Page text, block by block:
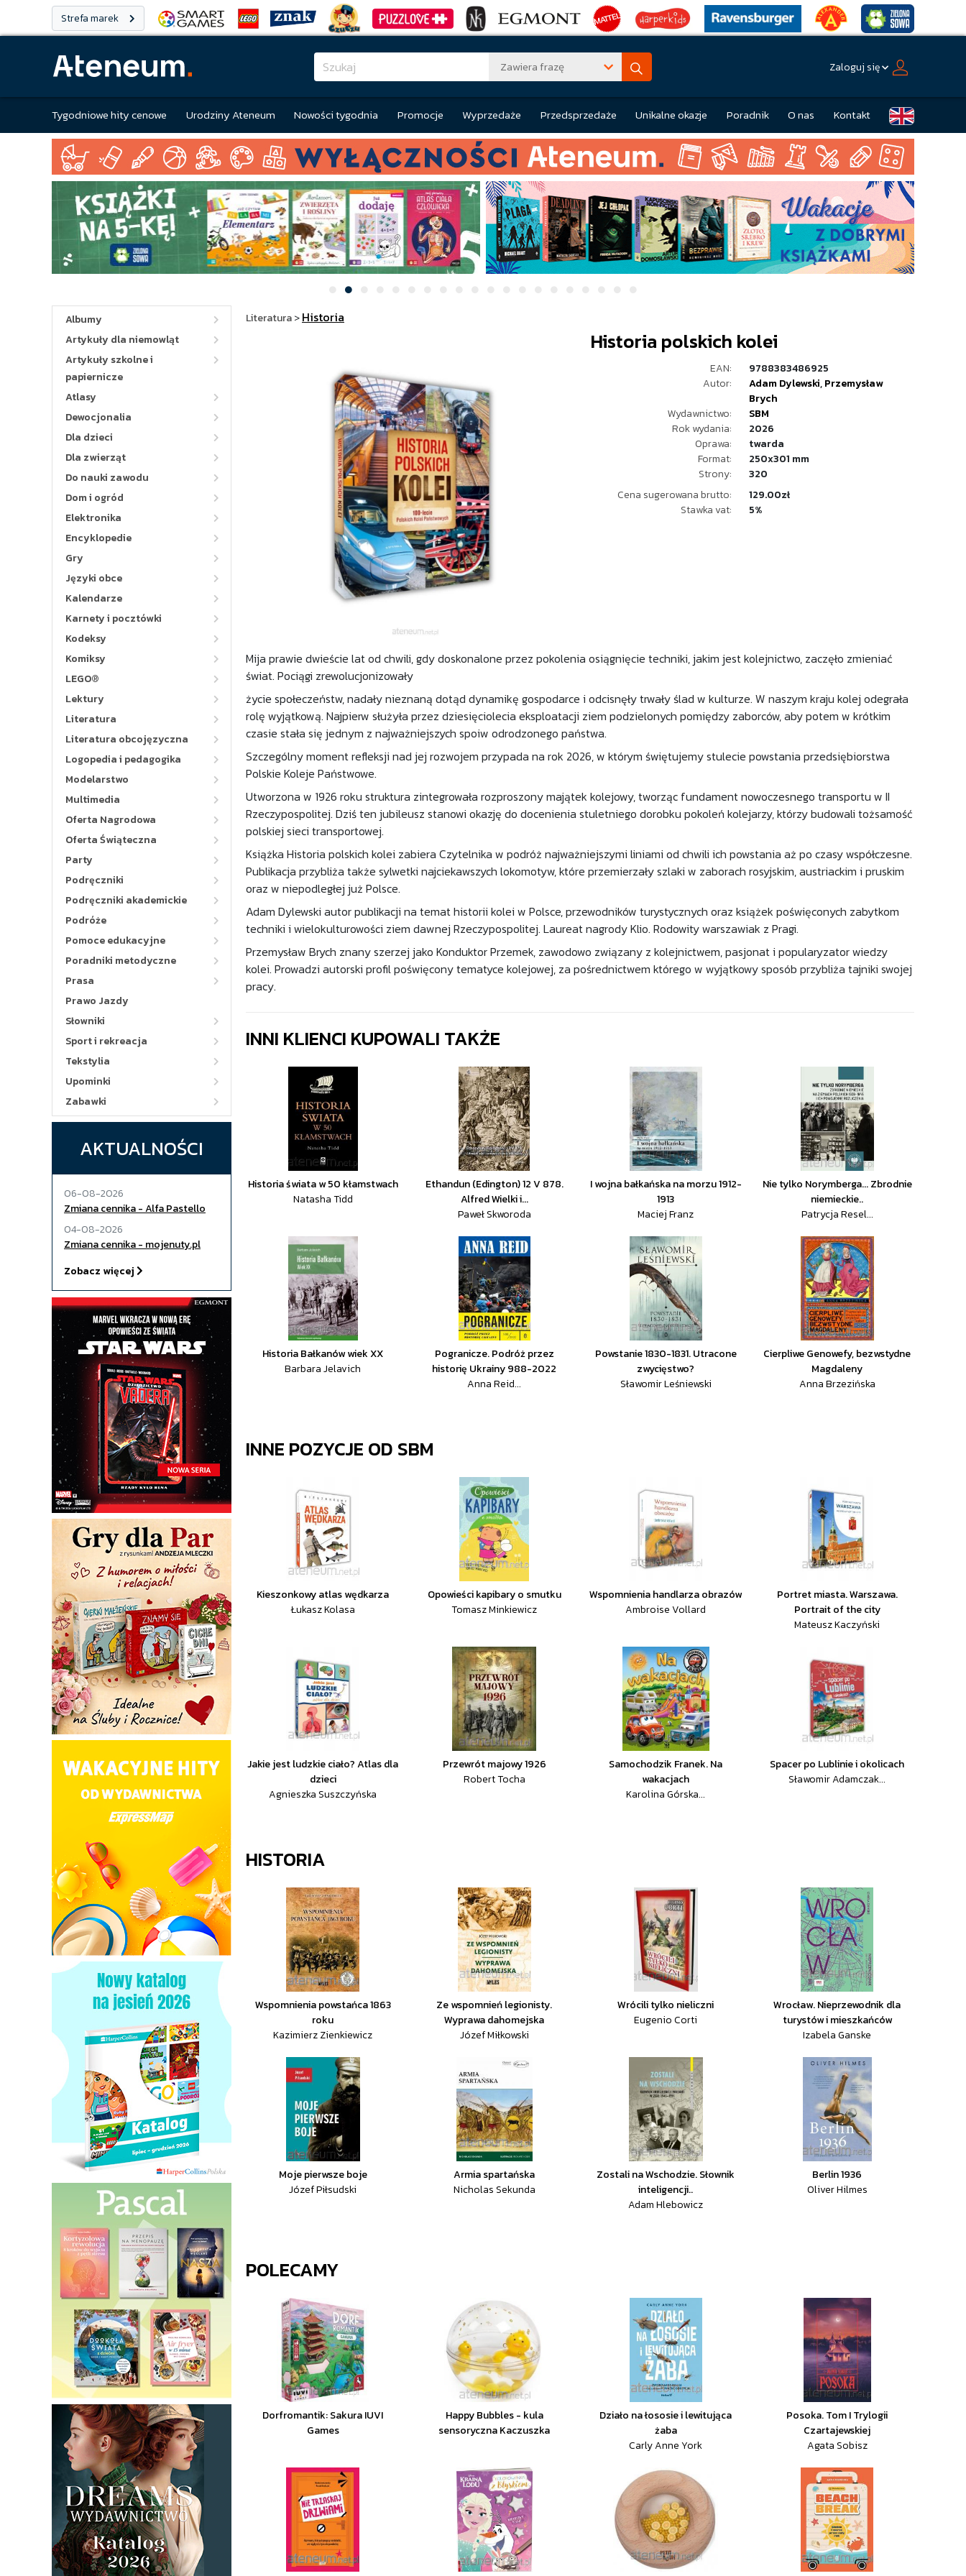
Strefa marek
Zawiera frazę Zaloguj się
Tygodniowe hity cenowe Urodziny Ateneum Nowości tygodnia Promocje Wyprzedaże Przedsprzedaże Unikalne okazje Poradnik O nas Kontakt
Albumy
Artykuły dla niemowląt
Artykuły szkolne i
papiernicze
Atlasy
Dewocjonalia
Dla dzieci
Dla zwierząt
Do nauki zawodu
Dom i ogród
Elektronika
Encyklopedie
Gry
Języki obce
Kalendarze
Karnety i pocztówki
Kodeksy
Komiksy
LEGO®
Lektury
Literatura
Literatura obcojęzyczna
Logopedia i pedagogika
Modelarstwo
Multimedia
Oferta Nagrodowa
Oferta Świąteczna
Party
Podręczniki
Podręczniki akademickie
Podróże
Pomoce edukacyjne
Poradniki metodyczne
Prasa
Prawo Jazdy
Słowniki
Sport i rekreacja
Tekstylia
Upominki
Zabawki
AKTUALNOŚCI
06-08-2026
Zmiana cennika - Alfa Pastello
04-08-2026
Zmiana cennika - mojenuty.pl
Zobacz więcej
Literatura>Historia
Historia polskich kolei
EAN:
9788383486925
Autor:
Adam Dylewski,Przemysław
Brych
Wydawnictwo:
SBM
Rok wydania:
2026
Oprawa:
twarda
Format:
250x301 mm
Strony:
320
Cena sugerowana brutto:
129.00zł
Stawka vat:
5%
Mija prawie dwieście lat od chwili, gdy doskonalone przez pokolenia osiągnięcie techniki, jakim jest kolejnictwo, zaczęło zmieniać
świat. Pociągi zrewolucjonizowały
życie społeczeństw, nadały nieznaną dotąd dynamikę gospodarce i odcisnęły trwały ślad w kulturze. W naszym kraju kolej odegrała
rolę wyjątkową. Najpierw służyła przez dziesięciolecia eksploatacji ziem podzielonych pomiędzy zaborców, aby potem w krótkim
czasie stała się jednym z najważniejszych spoiw odrodzonego państwa.
Szczególny moment refleksji nad jej rozwojem przypada na rok 2026, w którym świętujemy stulecie powstania przedsiębiorstwa
Polskie Koleje Państwowe.
Utworzona w 1926 roku struktura zintegrowała rozproszony majątek kolejowy, tworząc fundament nowoczesnego transportu w II
Rzeczypospolitej. Dziś ten jubileusz stanowi okazję do docenienia stuletniego dorobku pokoleń kolejarzy, którzy budowali tożsamość
polskiej sieci transportowej.
Książka Historia polskich kolei zabiera Czytelnika w podróż najważniejszymi liniami od chwili ich powstania aż po czasy współczesne.
Publikacja przybliża także sylwetki najciekawszych lokomotyw, które przemierzały szlaki w zaborach rosyjskim, austriackim i pruskim
oraz w niepodległej już Polsce.
Adam Dylewski autor publikacji na temat historii kolei w Polsce, przewodników turystycznych oraz książek poświęconych zabytkom
techniki i wielokulturowości ziem dawnej Rzeczypospolitej. Laureat nagrody Klio. Rodowity warszawiak z Pragi.
Przemysław Brych znany szerzej jako Konduktor Przemek, zawodowo związany z kolejnictwem, pasjonat i popularyzator wiedzy
kolei. Prowadzi autorski profil poświęcony tematyce kolejowej, za pośrednictwem którego w wyjątkowy sposób przybliża tajniki swojej
pracy.
INNI KLIENCI KUPOWALI TAKŻE
Historia świata w 50 kłamstwach
Natasha Tidd
Ethandun (Edington) 12 V 878.
Alfred Wielki i...
Paweł Skworoda
I wojna bałkańska na morzu 1912-
1913
Maciej Franz
Nie tylko Norymberga... Zbrodnie
niemieckie..
Patrycja Resel...
Historia Bałkanów wiek XX
Barbara Jelavich
Pogranicze. Podróż przez
historię Ukrainy 988-2022
Anna Reid...
Powstanie 1830-1831. Utracone
zwycięstwo?
Sławomir Leśniewski
Cierpliwe Genowefy, bezwstydne
Magdaleny
Anna Brzezińska
INNE POZYCJE OD SBM
Kieszonkowy atlas wędkarza
Łukasz Kolasa
Opowieści kapibary o smutku
Tomasz Minkiewicz
Wspomnienia handlarza obrazów
Ambroise Vollard
Portret miasta. Warszawa.
Portrait of the city
Mateusz Kaczyński
Jakie jest ludzkie ciało? Atlas dla
dzieci
Agnieszka Suszczyńska
Przewrót majowy 1926
Robert Tocha
Samochodzik Franek. Na
wakacjach
Karolina Górska...
Spacer po Lublinie i okolicach
Sławomir Adamczak...
HISTORIA
Wspomnienia powstańca 1863
roku
Kazimierz Zienkiewicz
Ze wspomnień legionisty.
Wyprawa dahomejska
Józef Miłkowski
Wrócili tylko nieliczni
Eugenio Corti
Wrocław. Nieprzewodnik dla
turystów i mieszkańców
Izabela Ganske
Moje pierwsze boje
Józef Piłsudski
Armia spartańska
Nicholas Sekunda
Zostali na Wschodzie. Słownik
inteligencji..
Adam Hlebowicz
Berlin 1936
Oliver Hilmes
POLECAMY
Dorfromantik: Sakura IUVI
Games
Happy Bubbles - kula
sensoryczna Kaczuszka
Działo na łososie i lewitująca
żaba
Carly Anne York
Posoka. Tom I Trylogii
Czartajewskiej
Agata Sobisz